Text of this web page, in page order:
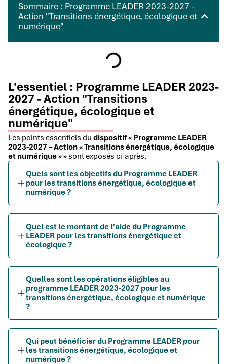
Sommaire : Programme LEADER 2023-2027 -
Action "Transitions énergétique, écologique et
numérique"
L'essentiel : Programme LEADER 2023-
2027 - Action "Transitions
énergétique, écologique et
numérique"
Les points essentiels du dispositif « Programme LEADER
2023-2027 – Action « Transitions énergétique, écologique
et numérique » » sont exposés ci-après.
Quels sont les objectifs du Programme LEADER
pour les transitions énergétique, écologique et
numérique ?
Quel est le montant de l'aide du Programme
LEADER pour les transitions énergétique et
écologique ?
Quelles sont les opérations éligibles au
programme LEADER 2023-2027 pour les
transitions énergétique, écologique et numérique
?
Qui peut bénéficier du Programme LEADER pour
les transitions énergétique, écologique et
numérique ?